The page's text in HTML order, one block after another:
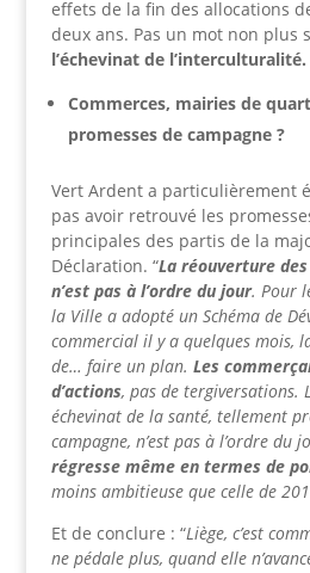
effets de la fin des allocations
deux ans. Pas un mot non plus
l’échevinat de l’interculturalité.
Commerces, mairies de
promesses de campagne ?
Vert Ardent a particulièrement
pas avoir retrouvé les
principales des partis de la
Déclaration. “La réouverture
n’est pas à l’ordre du jour. Pour
la Ville a adopté un Schéma de
commercial il y a quelques mois,
de… faire un plan. Les
d’actions, pas de tergiversations.
échevinat de la santé, tellement
campagne, n’est pas à l’ordre du
régresse même en termes de
moins ambitieuse que celle de
Et de conclure : “Liège, c’est
ne pédale plus, quand elle